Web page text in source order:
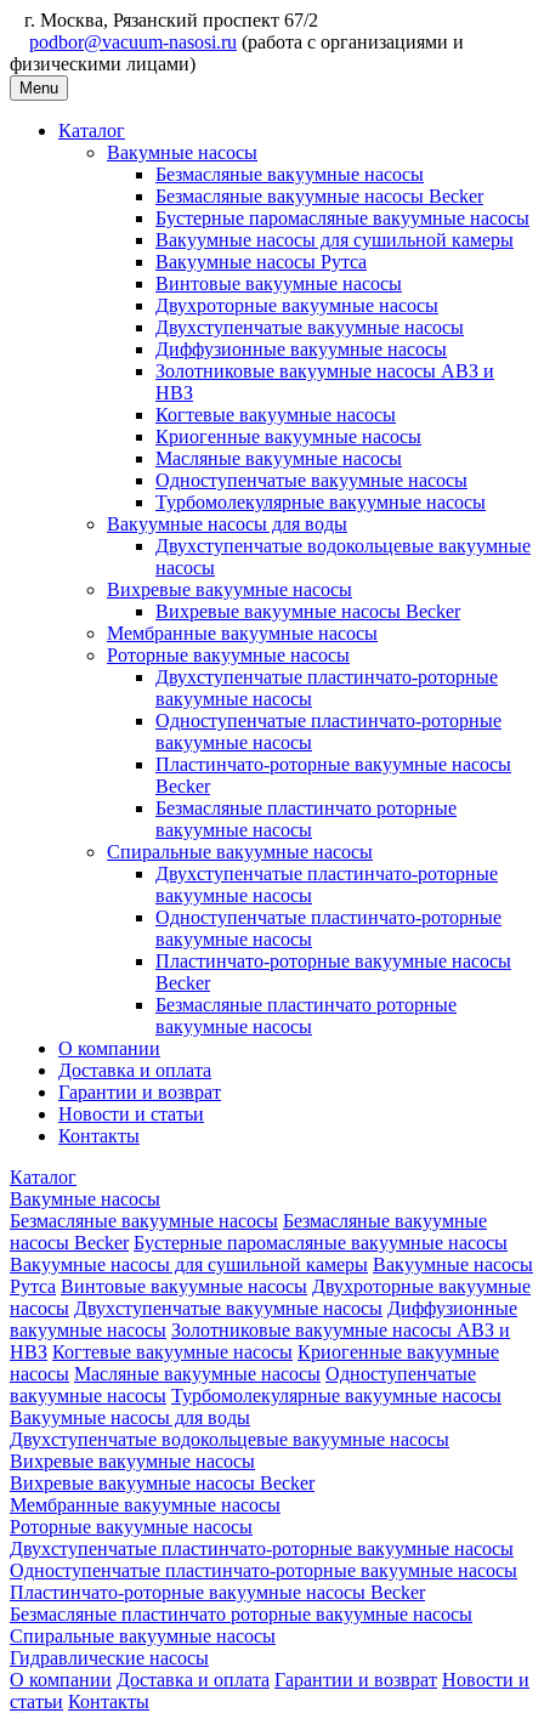
г. Москва, Рязанский проспект 67/2
podbor@vacuum-nasosi.ru (работа с организациями и
физическими лицами)
Menu
Каталог
Вакумные насосы
Безмасляные вакуумные насосы
Безмасляные вакуумные насосы Becker
Бустерные паромасляные вакуумные насосы
Вакуумные насосы для сушильной камеры
Вакуумные насосы Рутса
Винтовые вакуумные насосы
Двухроторные вакуумные насосы
Двухступенчатые вакуумные насосы
Диффузионные вакуумные насосы
Золотниковые вакуумные насосы АВЗ и
НВЗ
Когтевые вакуумные насосы
Криогенные вакуумные насосы
Масляные вакуумные насосы
Одноступенчатые вакуумные насосы
Турбомолекулярные вакуумные насосы
Вакуумные насосы для воды
Двухступенчатые водокольцевые вакуумные
насосы
Вихревые вакуумные насосы
Вихревые вакуумные насосы Becker
Мембранные вакуумные насосы
Роторные вакуумные насосы
Двухступенчатые пластинчато-роторные
вакуумные насосы
Одноступенчатые пластинчато-роторные
вакуумные насосы
Пластинчато-роторные вакуумные насосы
Becker
Безмасляные пластинчато роторные
вакуумные насосы
Спиральные вакуумные насосы
Двухступенчатые пластинчато-роторные
вакуумные насосы
Одноступенчатые пластинчато-роторные
вакуумные насосы
Пластинчато-роторные вакуумные насосы
Becker
Безмасляные пластинчато роторные
вакуумные насосы
О компании
Доставка и оплата
Гарантии и возврат
Новости и статьи
Контакты
Каталог
Вакумные насосы
Безмасляные вакуумные насосы Безмасляные вакуумные
насосы Becker Бустерные паромасляные вакуумные насосы
Вакуумные насосы для сушильной камеры Вакуумные насосы
Рутса Винтовые вакуумные насосы Двухроторные вакуумные
насосы Двухступенчатые вакуумные насосы Диффузионные
вакуумные насосы Золотниковые вакуумные насосы АВЗ и
НВЗ Когтевые вакуумные насосы Криогенные вакуумные
насосы Масляные вакуумные насосы Одноступенчатые
вакуумные насосы Турбомолекулярные вакуумные насосы
Вакуумные насосы для воды
Двухступенчатые водокольцевые вакуумные насосы
Вихревые вакуумные насосы
Вихревые вакуумные насосы Becker
Мембранные вакуумные насосы
Роторные вакуумные насосы
Двухступенчатые пластинчато-роторные вакуумные насосы
Одноступенчатые пластинчато-роторные вакуумные насосы
Пластинчато-роторные вакуумные насосы Becker
Безмасляные пластинчато роторные вакуумные насосы
Спиральные вакуумные насосы
Гидравлические насосы
О компании Доставка и оплата Гарантии и возврат Новости и
статьи Контакты